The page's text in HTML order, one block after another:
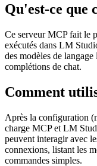
Qu'est-ce que
Ce serveur MCP fait le
exécutés dans LM
des modèles de
complétions de chat.
Comment
Après la configuration
charge MCP et LM
peuvent interagir avec
connexions, listant les
commandes simples.